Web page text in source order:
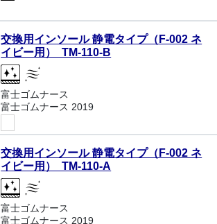
交換用インソール 静電タイプ（F-002 ネ
イビー用） TM-110-B
富士ゴムナース
富士ゴムナース 2019
交換用インソール 静電タイプ（F-002 ネ
イビー用） TM-110-A
富士ゴムナース
富士ゴムナース 2019